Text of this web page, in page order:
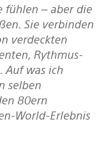
fühlen – aber die
Sie verbinden
verdeckten
Rythmus-
Auf was ich
selben
80ern
World-Erlebnis